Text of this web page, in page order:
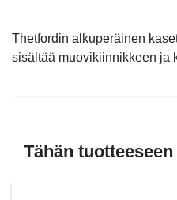
Thetfordin alkuperäinen
sisältää muovikiinnikkeen ja
Tähän